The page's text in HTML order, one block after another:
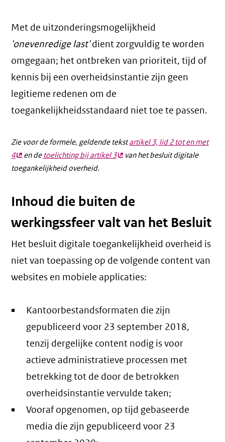
Met de uitzonderingsmogelijkheid
'onevenredige last'dient zorgvuldig te worden
omgegaan; het ontbreken van prioriteit, tijd of
kennis bij een overheidsinstantie zijn geen
legitieme redenen om de
toegankelijkheidsstandaard niet toe te passen.
Zie voor de formele, geldende tekstartikel 3, lid 2 tot en met
4(externe
link)
en de toelichting bij artikel 3(externe
van het besluit digitale
toegankelijkheid overheid.
Inhoud die buiten de
werkingssfeer valt van het Besluit
Het besluit digitale toegankelijkheid overheid is
niet van toepassing op de volgende content van
websites en mobiele applicaties:
Kantoorbestandsformaten die zijn
gepubliceerd voor 23 september 2018,
tenzij dergelijke content nodig is voor
actieve administratieve processen met
betrekking tot de door de betrokken
overheidsinstantie vervulde taken;
Vooraf opgenomen, op tijd gebaseerde
media die zijn gepubliceerd voor 23